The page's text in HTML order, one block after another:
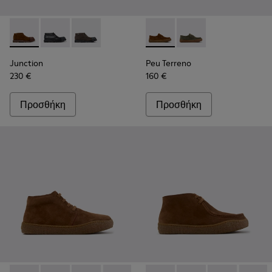
Junction - K300475-005 - Καφέ σουέτ μποτάκια Για άντρες.
Junction - K300475-004
Junction - K300475-001
Junction
230 €
Προσθήκη
Peu Terreno - K101135-002 -
Peu Terreno -
Peu Terreno
160 €
Προσθήκη